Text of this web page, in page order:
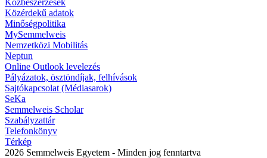
Közbeszerzések
Közérdekű adatok
Minőségpolitika
MySemmelweis
Nemzetközi Mobilitás
Neptun
Online Outlook levelezés
Pályázatok, ösztöndíjak, felhívások
Sajtókapcsolat (Médiasarok)
SeKa
Semmelweis Scholar
Szabályzattár
Telefonkönyv
Térkép
2026 Semmelweis Egyetem - Minden jog fenntartva